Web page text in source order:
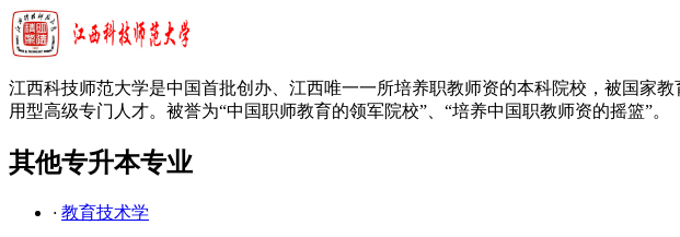
江西科技师范大学是中国首批创办、江西唯一一所培养职教师资的本科院校，被国家
用型高级专门人才。被誉为“中国职师教育的领军院校”、“培养中国职教师资的摇篮”。
其他专升本专业
· 教育技术学